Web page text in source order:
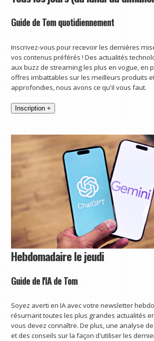
Guide de Tom quotidiennement
Inscrivez-vous pour recevoir les dernières
vos contenus préférés ! Des actualités
aux buzz de streaming les plus en vogue, en
offres imbattables sur les meilleurs produits
approfondies, nous avons ce qu'il vous faut.
Inscription +
Hebdomadaire le jeudi
Guide de l'IA de Tom
Soyez averti en IA avec votre newsletter
résumant toutes les plus grandes actualités
vous devez connaître. De plus, une analyse
et des conseils sur la façon d'utiliser les